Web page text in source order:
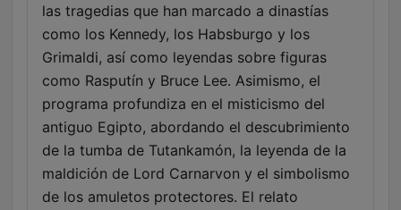
las tragedias que han marcado a dinastías
como los Kennedy, los Habsburgo y los
Grimaldi, así como leyendas sobre figuras
como Rasputín y Bruce Lee. Asimismo, el
programa profundiza en el misticismo del
antiguo Egipto, abordando el descubrimiento
de la tumba de Tutankamón, la leyenda de la
maldición de Lord Carnarvon y el simbolismo
de los amuletos protectores. El relato